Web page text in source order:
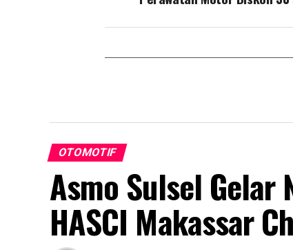
OTOMOTIF
Asmo Sulsel Gelar
HASCI Makassar